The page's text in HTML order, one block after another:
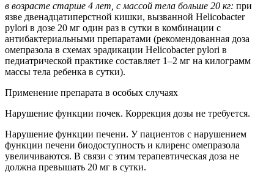
в возрасте старше 4 лет, с массой тела больше 20 кг: при
язве двенадцатиперстной кишки, вызванной Helicobacter
pylori в дозе 20 мг один раз в сутки в комбинации с
антибактериальными препаратами (рекомендованная доза
омепразола в схемах эрадикации Helicobacter pylori в
педиатрической практике составляет 1–2 мг на килограмм
массы тела ребенка в сутки).
Применение препарата в особых случаях
Нарушение функции почек. Коррекция дозы не требуется.
Нарушение функции печени. У пациентов с нарушением
функции печени биодоступность и клиренс омепразола
увеличиваются. В связи с этим терапевтическая доза не
должна превышать 20 мг в сутки.